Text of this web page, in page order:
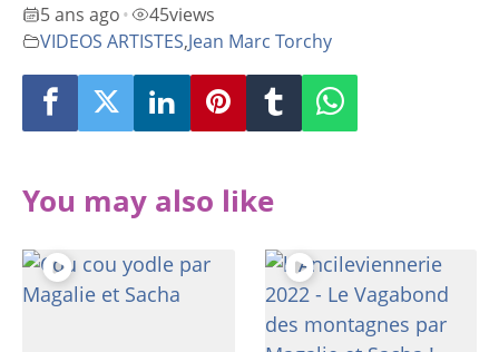
5 ans ago • 45views
VIDEOS ARTISTES,Jean Marc Torchy
You may also like